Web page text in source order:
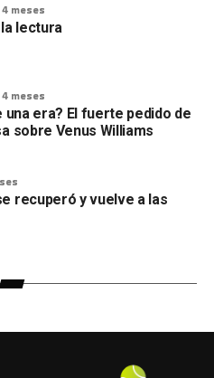
4 meses
lectura
4 meses
una era? El fuerte pedido de
sobre Venus Williams
recuperó y vuelve a las